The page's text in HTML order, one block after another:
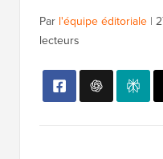
Par l'équipe éditoriale |
lecteurs